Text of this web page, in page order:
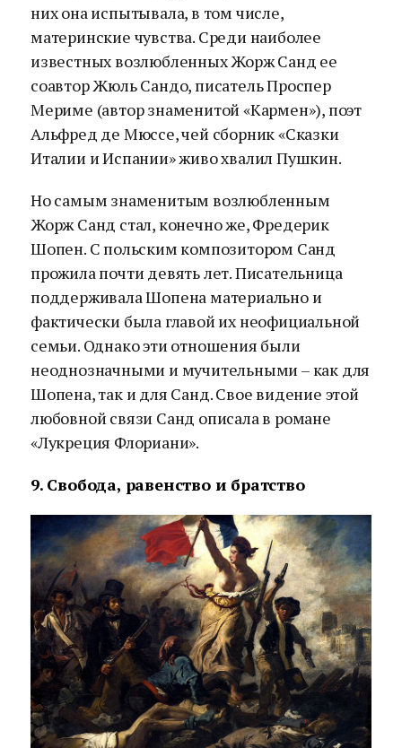
них она испытывала, в том числе,
материнские чувства. Среди наиболее
известных возлюбленных Жорж Санд ее
соавтор Жюль Сандо, писатель Проспер
Мериме (автор знаменитой «Кармен»), поэт
Альфред де Мюссе, чей сборник «Сказки
Италии и Испании» живо хвалил Пушкин.
Но самым знаменитым возлюбленным
Жорж Санд стал, конечно же, Фредерик
Шопен. С польским композитором Санд
прожила почти девять лет. Писательница
поддерживала Шопена материально и
фактически была главой их неофициальной
семьи. Однако эти отношения были
неоднозначными и мучительными – как для
Шопена, так и для Санд. Свое видение этой
любовной связи Санд описала в романе
«Лукреция Флориани».
9. Свобода, равенство и братство